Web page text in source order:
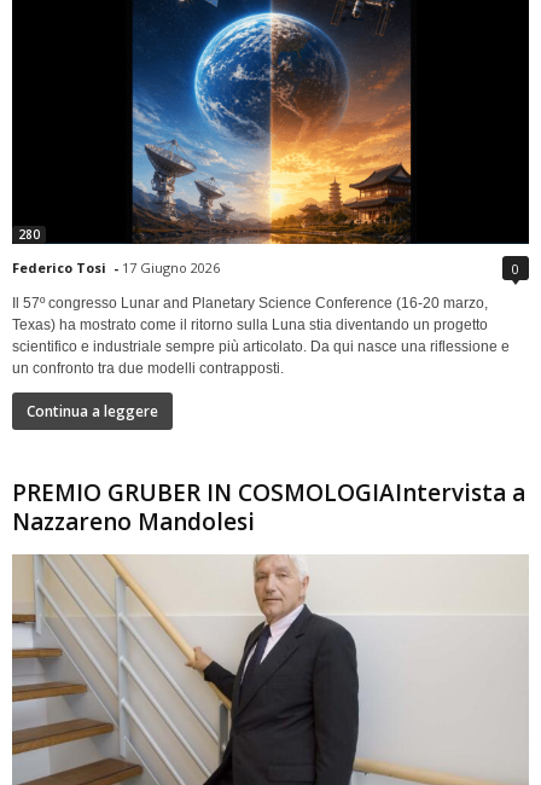
280
Federico Tosi - 17 Giugno 2026 0
Il 57º congresso Lunar and Planetary Science Conference (16-20 marzo,
Texas) ha mostrato come il ritorno sulla Luna stia diventando un progetto
scientifico e industriale sempre più articolato. Da qui nasce una riflessione e
un confronto tra due modelli contrapposti.
Continua a leggere
PREMIO GRUBER IN COSMOLOGIAIntervista a
Nazzareno Mandolesi